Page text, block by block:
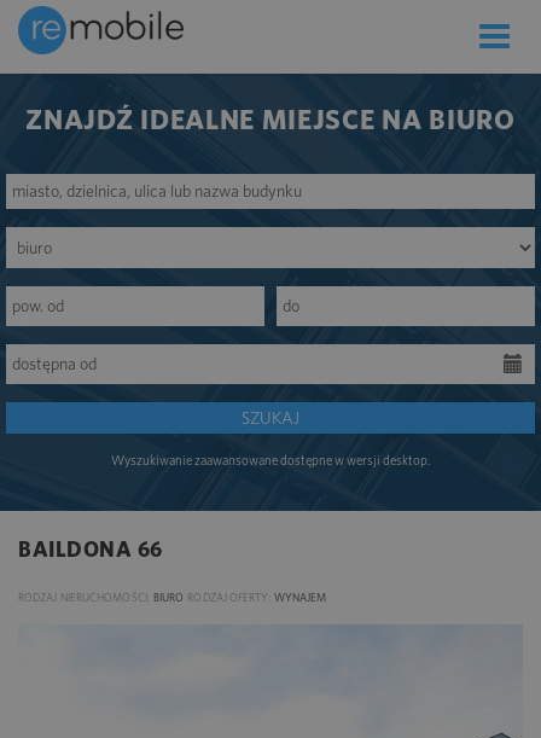
Toggle
ZNAJDŹ IDEALNE MIEJSCE NA BIURO
SZUKAJ
Wyszukiwanie zaawansowane dostępne w wersji desktop.
BAILDONA 66
RODZAJ NIERUCHOMOŚCI: BIURO RODZAJ OFERTY: WYNAJEM